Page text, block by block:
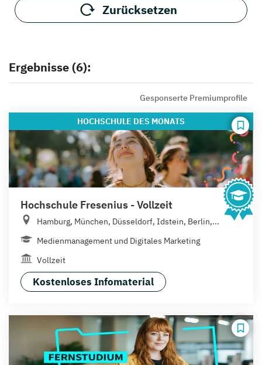
Zurücksetzen
Ergebnisse (6):
Gesponserte Premiumprofile
HOCHSCHULE DES MONATS
Hochschule Fresenius - Vollzeit
Hamburg, München, Düsseldorf, Idstein, Berlin,...
Medienmanagement und Digitales Marketing
Vollzeit
Kostenloses Infomaterial